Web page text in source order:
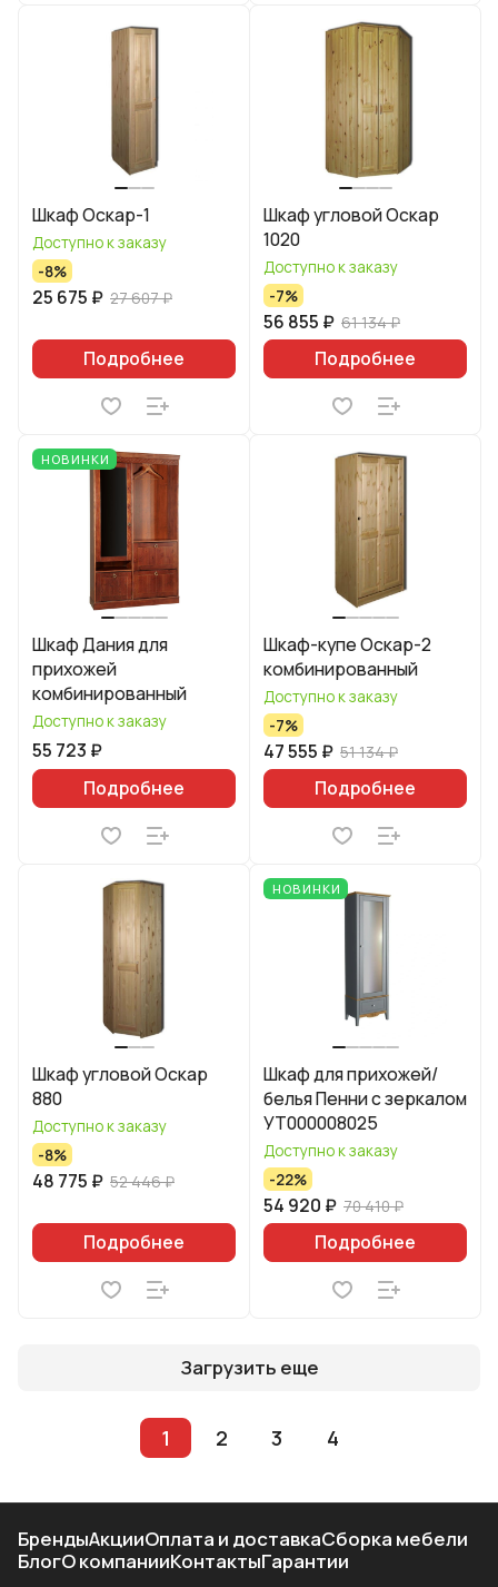
Шкаф Оскар-1
Доступно к заказу
-8%
25 675 ₽ 27 607 ₽
Подробнее
Шкаф угловой Оскар
1020
Доступно к заказу
-7%
56 855 ₽ 61 134 ₽
Подробнее
НОВИНКИ
Шкаф Дания для
прихожей
комбинированный
Доступно к заказу
55 723 ₽
Подробнее
Шкаф-купе Оскар-2
комбинированный
Доступно к заказу
-7%
47 555 ₽ 51 134 ₽
Подробнее
Шкаф угловой Оскар
880
Доступно к заказу
-8%
48 775 ₽ 52 446 ₽
Подробнее
НОВИНКИ
Шкаф для прихожей/
белья Пенни с зеркалом
УТ000008025
Доступно к заказу
-22%
54 920 ₽ 70 410 ₽
Подробнее
Загрузить еще
1 2 3 4
БрендыАкцииОплата и доставкаСборка мебели
БлогО компанииКонтактыГарантии